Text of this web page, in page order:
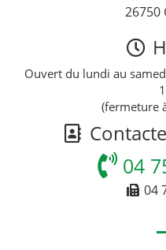
26750
Ouvert du lundi au
(fermeture
04
04